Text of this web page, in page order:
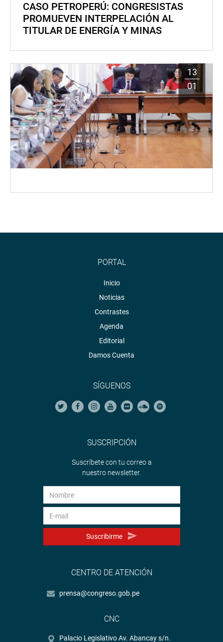
CASO PETROPERÚ: CONGRESISTAS
PROMUEVEN INTERPELACIÓN AL
TITULAR DE ENERGÍA Y MINAS
13
01
PORTAL
Inicio
Noticias
Contrastes
Agenda
Editorial
Damos Cuenta
SÍGUENOS
SUSCRIPCIÓN
Suscríbete con tu correo a
nuestro newsletter.
Suscribirme
CENTRO DE ATENCIÓN
prensa@congreso.gob.pe
CNC
Palacio Legislativo Av. Abancay s/n.